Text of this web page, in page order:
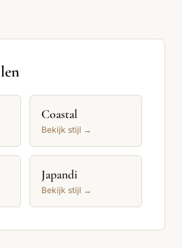
Coastal
Bekijk stijl →
Japandi
Bekijk stijl →